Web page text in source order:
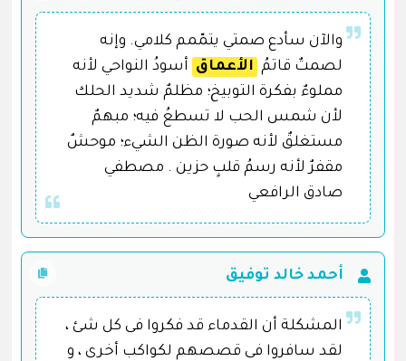
والآن سأدع صمتي يتمّمم كلامي. وإنه
لصمتٌ قاتمُ الأعماق
أسودُ النواحي لأنه
مملوءٌ بفكرة التوبيخ؛ مظلمٌ شديد الحلك
لأن شمس الحب لا تسطعُ فيه؛ مبهمٌ
مستغلقٌ لأنه صورة الظن الشيء؛ موحشٌ
مقفرٌ لأنه رسمُ قلبٍ حزين . مصطفي
صادق الرافعي
أحمد خالد توفيق
المشكلة أن القدماء قد فكروا فى كل شئ ،
لقد سافروا فى قصصهم لكواكب أخرى ، و